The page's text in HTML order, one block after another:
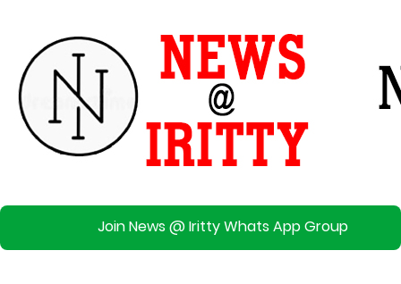
Join News @ Iritty Whats App Group